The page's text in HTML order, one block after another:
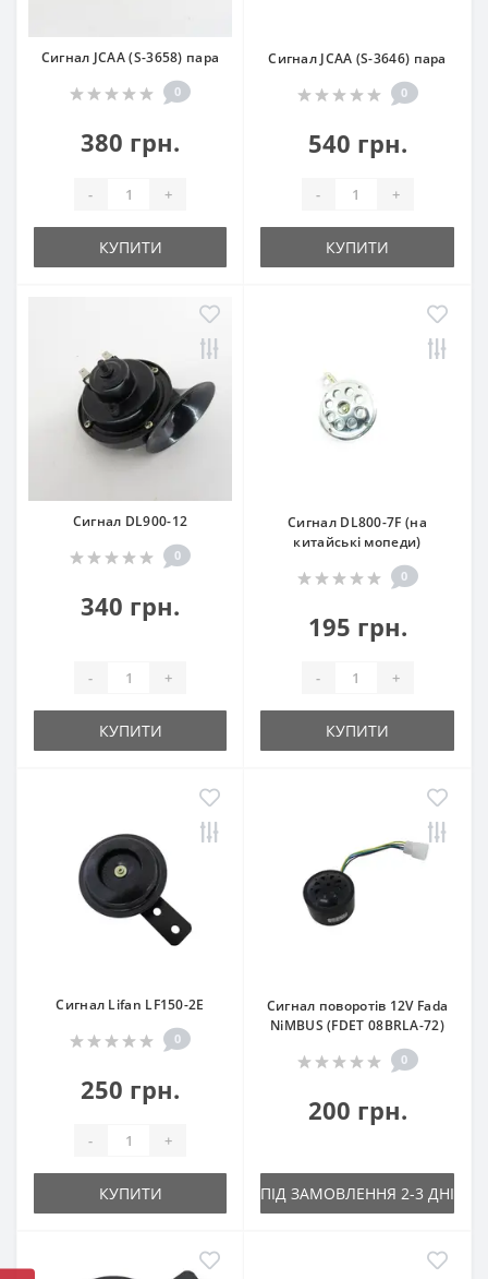
Сигнал JCAA (S-3658) пара
0
380 грн.
- +
КУПИТИ
Сигнал JCAA (S-3646) пара
0
540 грн.
- +
КУПИТИ
Сигнал DL900-12
0
340 грн.
- +
КУПИТИ
Сигнал DL800-7F (на
китайські мопеди)
0
195 грн.
- +
КУПИТИ
Сигнал Lifan LF150-2E
0
250 грн.
- +
КУПИТИ
Сигнал поворотів 12V Fada
NiMBUS (FDET 08BRLA-72)
0
200 грн.
ПІД ЗАМОВЛЕННЯ 2-3 ДНІ